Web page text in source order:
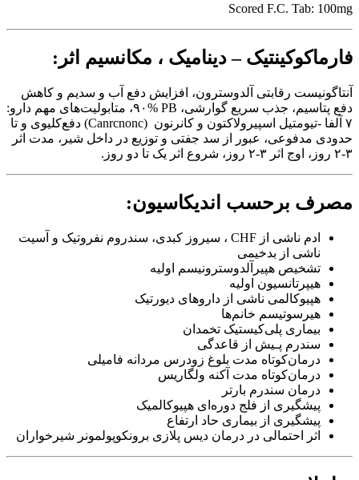
Scored F.C. Tab: 100mg
فارماکوکینتیک – دینامیک ، مکانسیم اثر:
آنتاگونیست رقابتی آلدوسترون‌، افزایش دفع آب و سدیم و کاهش
دفع پتاسیم‌، جذب سریع گوارشی‌، PB %٩٠، متابولیت‌های مهم دارو:
٧ آلفا -تیومتیل اسپیرولاکتون و کانرنون (Canrcnonc) دفع‌کلیوی و تا
حدودی مدفوعی‌، عبور از سد جفتی و توزیع در داخل شیر، مدت اثر
٣-‌٢ روز، اوج اثر ٣-٢ روز، شروع اثر یک تا دو روز.
مصرف برحسب اندیکاسیون:
ادم ناشی از CHF ، سیروز کبدی‌، سندروم نفروتیک و آسیت
ناشی از بدخیمی
تشخیص هپیرآلدوسترونیسم اولیه
هیپرتانسیون اولیه
هپیوکالمی ناشی از داروهای دیورتیک
هیرسوتیسم خانم‌ها
بیماری پلی‌کیستیک تخمدان
سندرم پـیش از قاعدگی
درمان‌کوتاه مدت بلوغ زودرس مردانه فامیلی
درمان‌کوتاه مدت آکنه ولگاریس
درمان سندرم بارتر
پیشگیری از فلج دوره‌ای هپیوکالمیک
پیشگیری از بیماری حاد ارتفاع
اثر احتمالی در درما‌ن دیس‌ پلازی برونکوپولمونر شیرخواران